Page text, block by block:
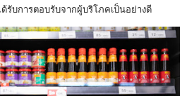
รับการตอบรับจากผู้บริโภคเป็นอย่างดี